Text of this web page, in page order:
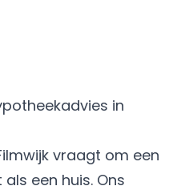
in
vraagt om een
een huis. Ons